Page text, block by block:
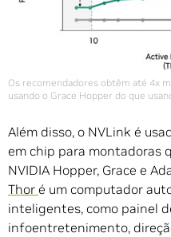
Os recomendadores obtêm até 4x
usando o Grace Hopper do que
Além disso, o NVLink é
em chip para montadoras
NVIDIA Hopper, Grace e
Thor é um computador
inteligentes, como painel
infoentretenimento,